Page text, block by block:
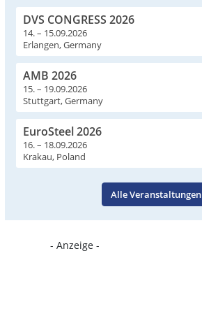
DVS CONGRESS 2026
14. – 15.09.2026
Erlangen, Germany
AMB 2026
15. – 19.09.2026
Stuttgart, Germany
EuroSteel 2026
16. – 18.09.2026
Krakau, Poland
Alle Veranstaltungen
- Anzeige -